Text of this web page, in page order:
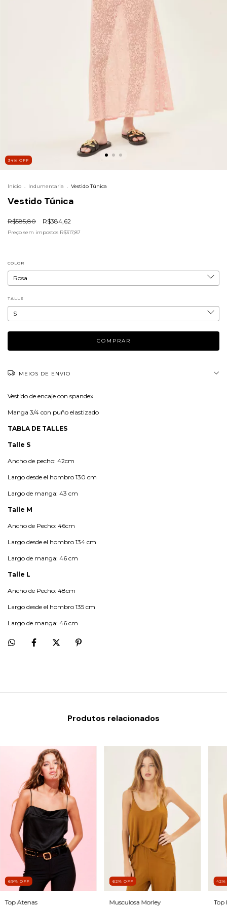
34% OFF
Início Indumentaria Vestido Túnica
Vestido Túnica
R$585,80 R$384,62
Preço sem impostos R$317,87
COLOR
TALLE
MEIOS DE ENVIO
Vestido de encaje con spandex
Manga 3/4 con puño elastizado
TABLA DE TALLES
Talle S
Ancho de pecho: 42cm
Largo desde el hombro 130 cm
Largo de manga: 43 cm
Talle M
Ancho de Pecho: 46cm
Largo desde el hombro 134 cm
Largo de manga: 46 cm
Talle L
Ancho de Pecho: 48cm
Largo desde el hombro 135 cm
Largo de manga: 46 cm
Produtos relacionados
69% OFF
Top Atenas
62% OFF
Musculosa Morley
42
Top